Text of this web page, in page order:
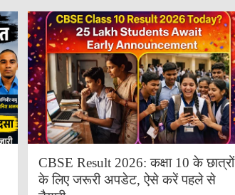
CBSE Result 2026: कक्षा 10 के छात्रों
के लिए जरूरी अपडेट, ऐसे करें पहले से